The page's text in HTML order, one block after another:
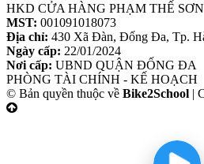
HKD CỬA HÀNG PHẠM THẾ SƠN
MST: 001091018073
Địa chỉ: 430 Xã Đàn, Đống Đa, Tp.
Ngày cấp: 22/01/2024
Nơi cấp: UBND QUẬN ĐỐNG ĐA
PHÒNG TÀI CHÍNH - KẾ HOẠCH
© Bản quyền thuộc về Bike2School |